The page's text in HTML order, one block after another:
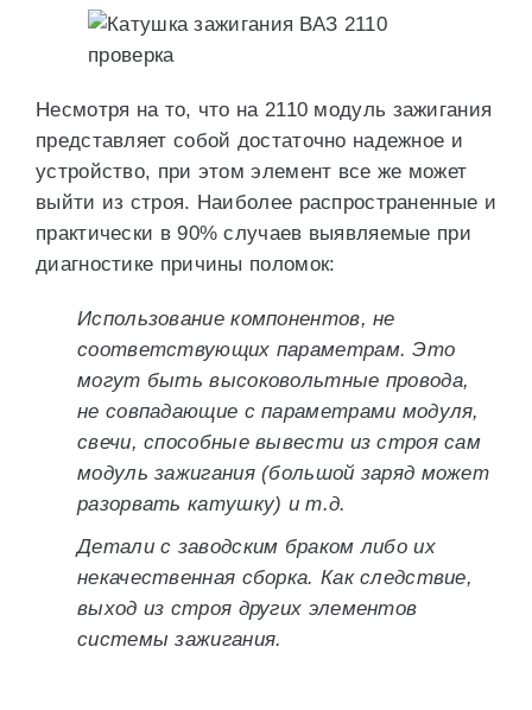
Несмотря на то, что на 2110 модуль зажигания
представляет собой достаточно надежное и
устройство, при этом элемент все же может
выйти из строя. Наиболее распространенные и
практически в 90% случаев выявляемые при
диагностике причины поломок:
Использование компонентов, не
соответствующих параметрам. Это
могут быть высоковольтные провода,
не совпадающие с параметрами модуля,
свечи, способные вывести из строя сам
модуль зажигания (большой заряд может
разорвать катушку) и т.д.
Детали с заводским браком либо их
некачественная сборка. Как следствие,
выход из строя других элементов
системы зажигания.